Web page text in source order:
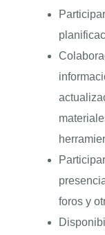
foros y